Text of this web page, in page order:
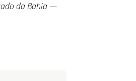
da Bahia —